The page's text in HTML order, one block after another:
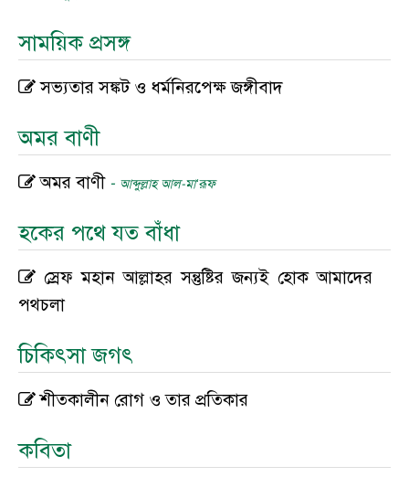
সাময়িক প্রসঙ্গ
সভ্যতার সঙ্কট ও ধর্মনিরপেক্ষ জঙ্গীবাদ
অমর বাণী
অমর বাণী - আব্দুল্লাহ আল-মা‘রূফ
হকের পথে যত বাঁধা
স্রেফ মহান আল্লাহর সন্তুষ্টির জন্যই হোক আমাদের
পথচলা
চিকিৎসা জগৎ
শীতকালীন রোগ ও তার প্রতিকার
কবিতা